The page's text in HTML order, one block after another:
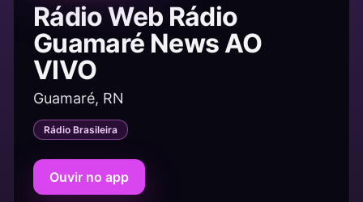
Rádio Web Rádio
Guamaré News AO
VIVO
Guamaré, RN
Rádio Brasileira
Ouvir no app